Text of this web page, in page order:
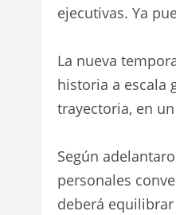
ejecutivas. Ya
La nueva
historia a escala
trayectoria, en
Según
personales
deberá